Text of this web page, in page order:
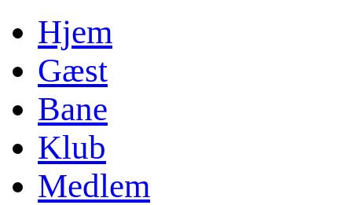
Hjem
Gæst
Bane
Klub
Medlem